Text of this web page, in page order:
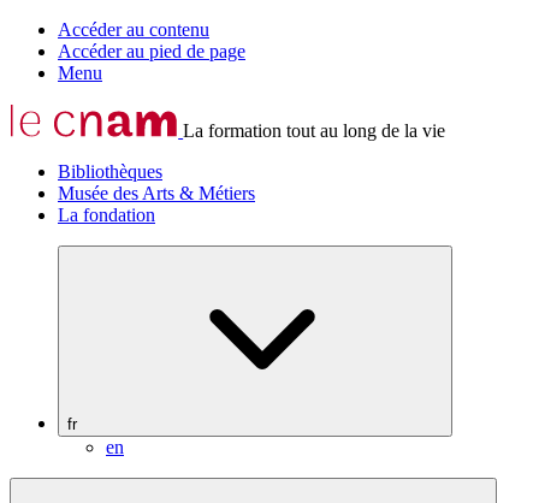
Accéder au contenu
Accéder au pied de page
Menu
La formation tout au long de la vie
Bibliothèques
Musée des Arts & Métiers
La fondation
fr
en